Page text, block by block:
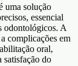
uma solução
essencial
odontológicos. A
complicações em
oral,
satisfação do